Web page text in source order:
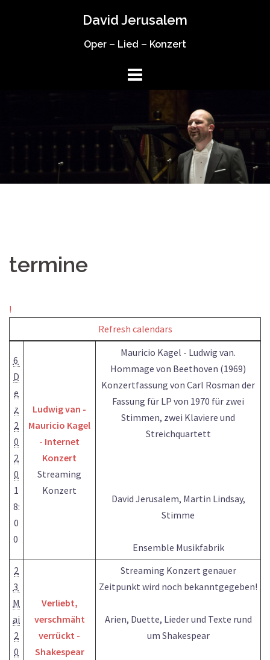
David Jerusalem
Oper – Lied – Konzert
termine
!
Refresh calendars
6
D
e
z
2
0
2
0
1
8:
0
0
Ludwig van -
Mauricio Kagel
- Internet
Konzert
Streaming
Konzert
Mauricio Kagel - Ludwig van.
Hommage von Beethoven (1969)
Konzertfassung von Carl Rosman der
Fassung für LP von 1970 für zwei
Stimmen, zwei Klaviere und
Streichquartett
David Jerusalem, Martin Lindsay,
Stimme
Ensemble Musikfabrik
2
3
M
ai
2
0
Verliebt,
verschmäht
verrückt -
Shakespear
Streaming Konzert genauer
Zeitpunkt wird noch bekanntgegeben!
Arien, Duette, Lieder und Texte rund
um Shakespear